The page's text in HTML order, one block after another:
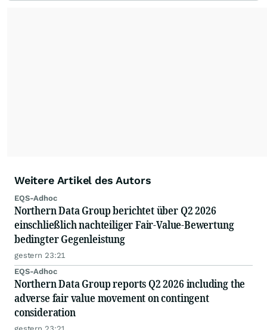
Weitere Artikel des Autors
EQS-Adhoc
Northern Data Group berichtet über Q2 2026
einschließlich nachteiliger Fair-Value-Bewertung
bedingter Gegenleistung
gestern 23:21
EQS-Adhoc
Northern Data Group reports Q2 2026 including the
adverse fair value movement on contingent
consideration